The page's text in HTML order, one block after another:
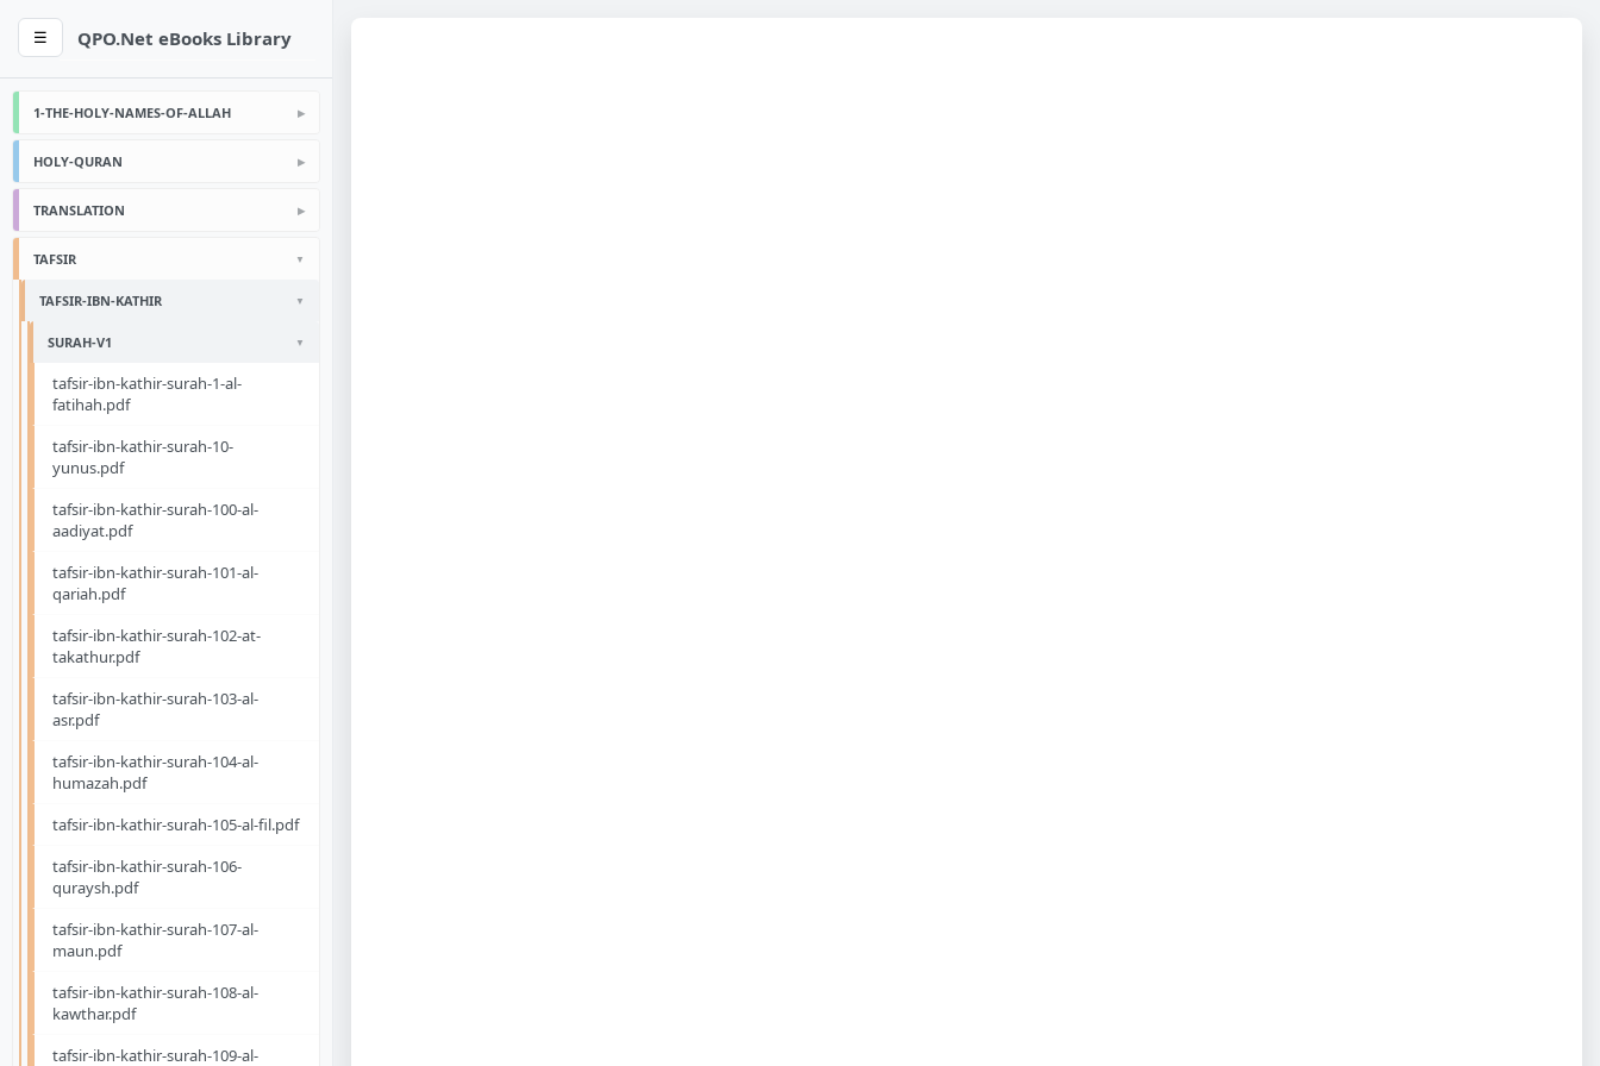
☰ QPO.Net eBooks Library
1-THE-HOLY-NAMES-OF-ALLAH
HOLY-QURAN
TRANSLATION
TAFSIR
TAFSIR-IBN-KATHIR
SURAH-V1
tafsir-ibn-kathir-surah-1-al-
fatihah.pdf
tafsir-ibn-kathir-surah-10-
yunus.pdf
tafsir-ibn-kathir-surah-100-al-
aadiyat.pdf
tafsir-ibn-kathir-surah-101-al-
qariah.pdf
tafsir-ibn-kathir-surah-102-at-
takathur.pdf
tafsir-ibn-kathir-surah-103-al-
asr.pdf
tafsir-ibn-kathir-surah-104-al-
humazah.pdf
tafsir-ibn-kathir-surah-105-al-fil.pdf
tafsir-ibn-kathir-surah-106-
quraysh.pdf
tafsir-ibn-kathir-surah-107-al-
maun.pdf
tafsir-ibn-kathir-surah-108-al-
kawthar.pdf
tafsir-ibn-kathir-surah-109-al-